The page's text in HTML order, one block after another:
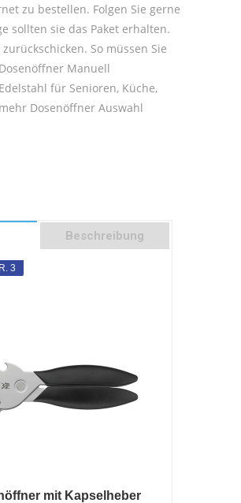
zu bestellen. Folgen Sie gerne
sollten sie das Paket erhalten.
So müssen Sie
Manuell
für Senioren, Küche,
Dosenöffner Auswahl
Beschreibung
3
mit Kapselheber